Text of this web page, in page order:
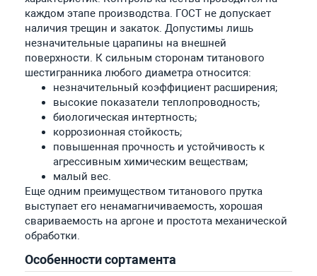
каждом этапе производства. ГОСТ не допускает
наличия трещин и закаток. Допустимы лишь
незначительные царапины на внешней
поверхности. К сильным сторонам титанового
шестигранника любого диаметра относится:
незначительный коэффициент расширения;
высокие показатели теплопроводность;
биологическая интертность;
коррозионная стойкость;
повышенная прочность и устойчивость к
агрессивным химическим веществам;
малый вес.
Еще одним преимуществом титанового прутка
выступает его ненамагничиваемость, хорошая
свариваемость на аргоне и простота механической
обработки.
Особенности сортамента